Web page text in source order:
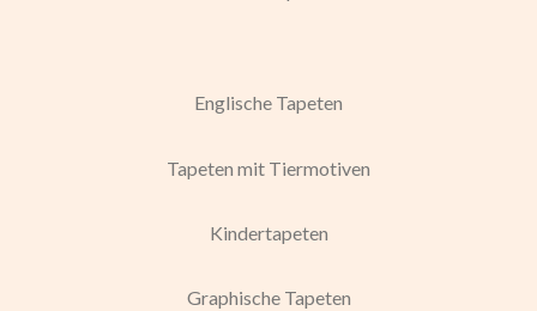
Englische Tapeten
Tapeten mit Tiermotiven
Kindertapeten
Graphische Tapeten